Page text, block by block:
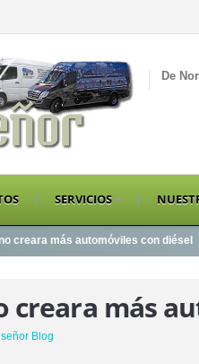
De
SERVICIOS
creara más automóviles con diésel
creara más
Blog